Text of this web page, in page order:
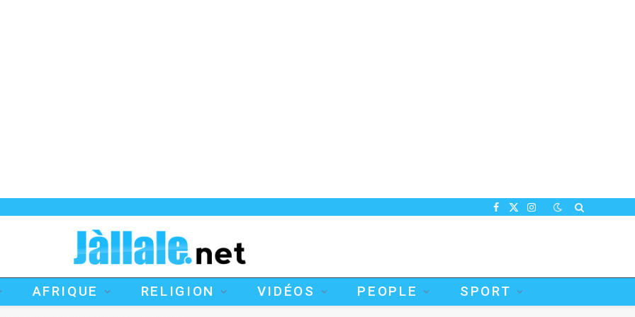
Facebook
X
Instagram
AFRIQUE RELIGION VIDÉOS PEOPLE SPORT